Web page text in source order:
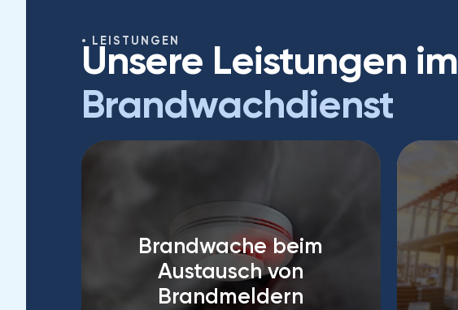
LEISTUNGEN
Unsere Leistungen im
Brandwachdienst
Brandwache beim
Austausch von
Brandmeldern